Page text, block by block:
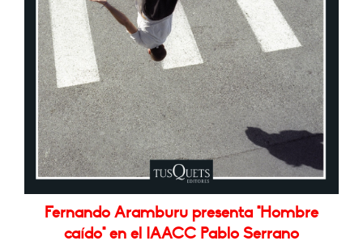
Fernando Aramburu presenta "Hombre
caído" en el IAACC Pablo Serrano